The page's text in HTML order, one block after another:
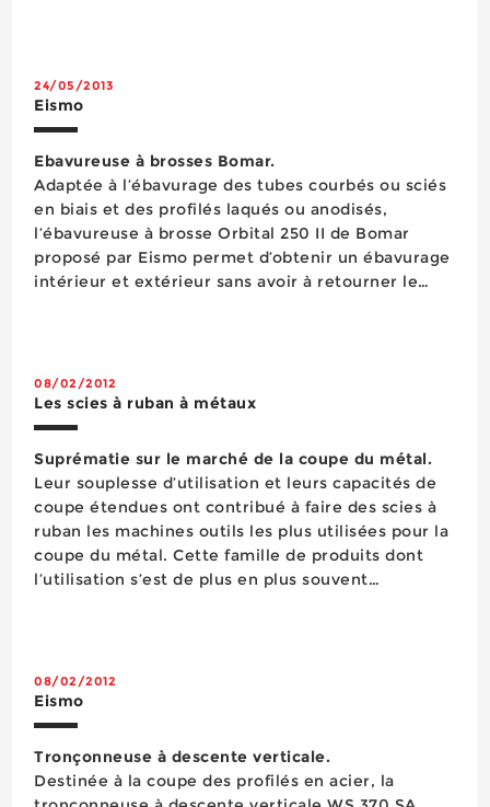
24/05/2013
Eismo
​Ebavureuse à brosses Bomar.
Adaptée à l’ébavurage des tubes courbés ou sciés
en biais et des profilés laqués ou anodisés,
l’ébavureuse à brosse Orbital 250 II de Bomar
proposé par Eismo permet d’obtenir un ébavurage
intérieur et extérieur sans avoir à retourner le
08/02/2012
Les scies à ruban à métaux
Suprématie sur le marché de la coupe du métal.
Leur souplesse d’utilisation et leurs capacités de
coupe étendues ont contribué à faire des scies à
ruban les machines outils les plus utilisées pour la
coupe du métal. Cette famille de produits dont
l’utilisation s’est de plus en plus souvent
08/02/2012
Eismo
Tronçonneuse à descente verticale.
Destinée à la coupe des profilés en acier, la